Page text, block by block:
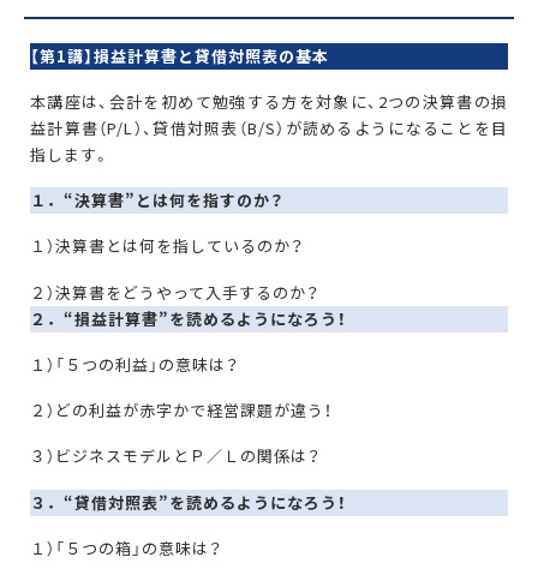
【第1講】損益計算書と貸借対照表の基本
本講座は、会計を初めて勉強する方を対象に、2つの決算書の損
益計算書（P/L）、貸借対照表（B/S）が読めるようになることを目
指します。
１．“決算書”とは何を指すのか？
１）決算書とは何を指しているのか？
２）決算書をどうやって入手するのか？
２．“損益計算書”を読めるようになろう！
１）「５つの利益」の意味は？
２）どの利益が赤字かで経営課題が違う！
３）ビジネスモデルとＰ／Ｌの関係は？
３．“貸借対照表”を読めるようになろう！
１）「５つの箱」の意味は？